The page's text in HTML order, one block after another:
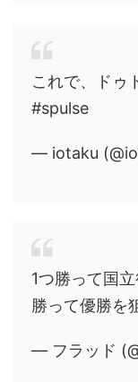
これで、ドゥ
#spulse
— iotaku
1つ勝って国
勝って優勝を
— フラッド